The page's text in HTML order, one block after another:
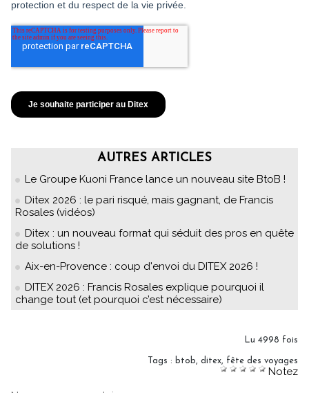
AUTRES ARTICLES
Le Groupe Kuoni France lance un nouveau site BtoB !
Ditex 2026 : le pari risqué, mais gagnant, de Francis
Rosales (vidéos)
Ditex : un nouveau format qui séduit des pros en quête
de solutions !
Aix-en-Provence : coup d'envoi du DITEX 2026 !
DITEX 2026 : Francis Rosales explique pourquoi il
change tout (et pourquoi c’est nécessaire)
Lu 4998 fois
Tags : btob, ditex, fête des voyages
Notez